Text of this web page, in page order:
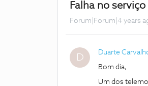
Falha no
Forum|Forum|4 years
D Duarte
Bom dia,
Um dos